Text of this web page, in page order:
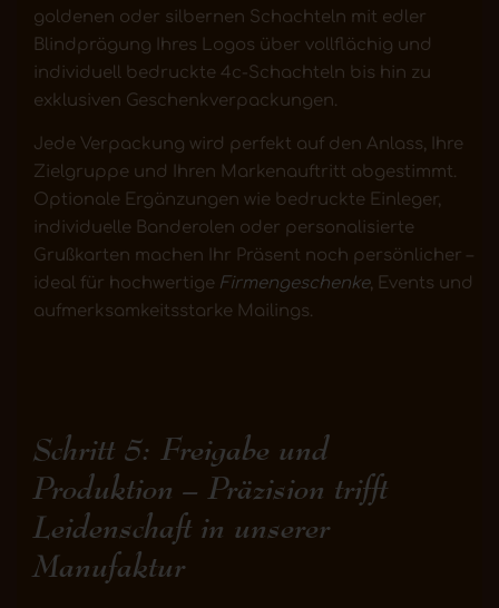
goldenen oder silbernen Schachteln mit edler
Blindprägung Ihres Logos über vollflächig und
individuell bedruckte 4c-Schachteln bis hin zu
exklusiven Geschenkverpackungen.
Jede Verpackung wird perfekt auf den Anlass, Ihre
Zielgruppe und Ihren Markenauftritt abgestimmt.
Optionale Ergänzungen wie bedruckte Einleger,
individuelle Banderolen oder personalisierte
Grußkarten machen Ihr Präsent noch persönlicher –
ideal für hochwertige Firmengeschenke, Events und
aufmerksamkeitsstarke Mailings.
Schritt 5: Freigabe und
Produktion – Präzision trifft
Leidenschaft in unserer
Manufaktur